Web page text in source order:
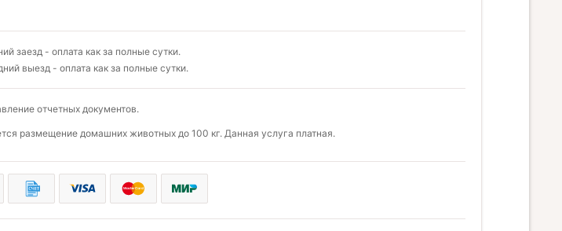
заезд - оплата как за полные сутки.
выезд - оплата как за полные сутки.
отчетных документов.
размещение домашних животных до 100 кг. Данная услуга платная.